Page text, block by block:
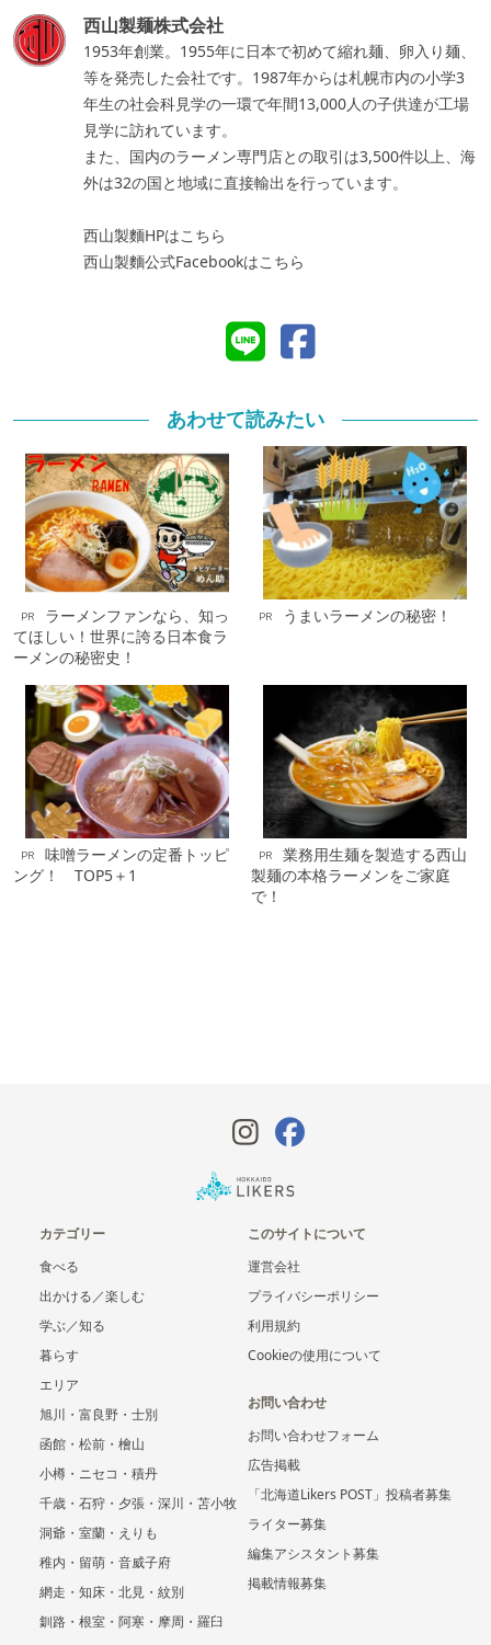
西山製麺株式会社
1953年創業。1955年に日本で初めて縮れ麺、卵入り麺、
等を発売した会社です。1987年からは札幌市内の小学3
年生の社会科見学の一環で年間13,000人の子供達が工場
見学に訪れています。
また、国内のラーメン専門店との取引は3,500件以上、海
外は32の国と地域に直接輸出を行っています。
西山製麵HPはこちら
西山製麵公式Facebookはこちら
あわせて読みたい
PR
ラーメンファンなら、知っ
てほしい！世界に誇る日本食ラ
ーメンの秘密史！
PR うまいラーメンの秘密！
PR
味噌ラーメンの定番トッピ
ング！ TOP5＋1
PR
業務用生麺を製造する西山
製麺の本格ラーメンをご家庭
で！
カテゴリー
食べる
出かける／楽しむ
学ぶ／知る
暮らす
エリア
旭川・富良野・士別
函館・松前・檜山
小樽・ニセコ・積丹
千歳・石狩・夕張・深川・苫小牧
洞爺・室蘭・えりも
稚内・留萌・音威子府
網走・知床・北見・紋別
釧路・根室・阿寒・摩周・羅臼
このサイトについて
運営会社
プライバシーポリシー
利用規約
Cookieの使用について
お問い合わせ
お問い合わせフォーム
広告掲載
「北海道Likers POST」投稿者募集
ライター募集
編集アシスタント募集
掲載情報募集